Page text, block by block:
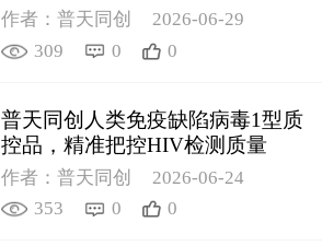
作者：普天同创
2026-06-29
309
0 0
普天同创人类免疫缺陷病毒1型质
控品，精准把控HIV检测质量
作者：普天同创
2026-06-24
353
0 0